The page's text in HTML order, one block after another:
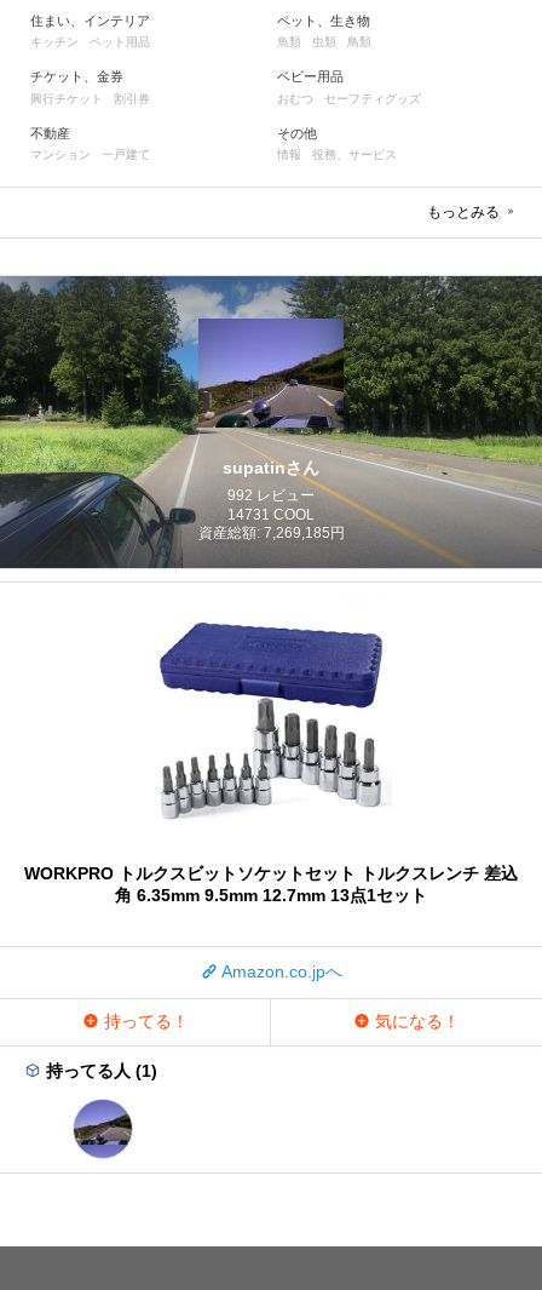
住まい、インテリア
キッチン ペット用品
チケット、金券
興行チケット 割引券
不動産
マンション 一戸建て
ペット、生き物
魚類 虫類 鳥類
ベビー用品
おむつ セーフティグッズ
その他
情報 役務、サービス
もっとみる
supatinさん
992 レビュー
14731 COOL
資産総額: 7,269,185円
WORKPRO トルクスビットソケットセット トルクスレンチ 差込
角 6.35mm 9.5mm 12.7mm 13点1セット
Amazon.co.jpへ
持ってる！ 気になる！
持ってる人 (1)